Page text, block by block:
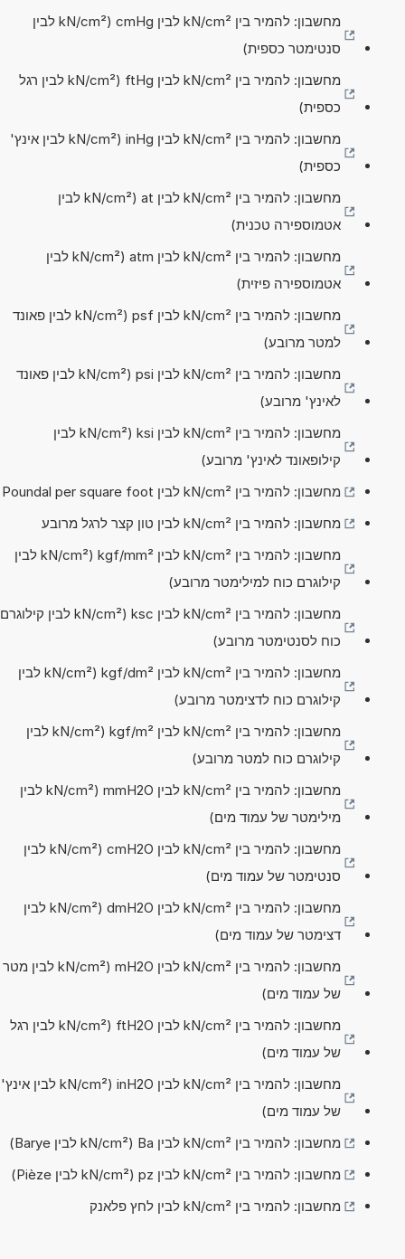
מחשבון: להמיר בין kN/cm² לבין cmHg (kN/cm² לבין
סנטימטר כספית)
מחשבון: להמיר בין kN/cm² לבין ftHg (kN/cm² לבין רגל
כספית)
מחשבון: להמיר בין kN/cm² לבין inHg (kN/cm² לבין אינץ'
כספית)
מחשבון: להמיר בין kN/cm² לבין at (kN/cm² לבין
אטמוספירה טכנית)
מחשבון: להמיר בין kN/cm² לבין atm (kN/cm² לבין
אטמוספירה פיזית)
מחשבון: להמיר בין kN/cm² לבין psf (kN/cm² לבין פאונד
למטר מרובע)
מחשבון: להמיר בין kN/cm² לבין psi (kN/cm² לבין פאונד
לאינץ' מרובע)
מחשבון: להמיר בין kN/cm² לבין ksi (kN/cm² לבין
קילופאונד לאינץ' מרובע)
מחשבון: להמיר בין kN/cm² לבין Poundal per square foot
מחשבון: להמיר בין kN/cm² לבין טון קצר לרגל מרובע
מחשבון: להמיר בין kN/cm² לבין kgf/mm² (kN/cm² לבין
קילוגרם כוח למילימטר מרובע)
מחשבון: להמיר בין kN/cm² לבין ksc (kN/cm² לבין קילוגרם
כוח לסנטימטר מרובע)
מחשבון: להמיר בין kN/cm² לבין kgf/dm² (kN/cm² לבין
קילוגרם כוח לדצימטר מרובע)
מחשבון: להמיר בין kN/cm² לבין kgf/m² (kN/cm² לבין
קילוגרם כוח למטר מרובע)
מחשבון: להמיר בין kN/cm² לבין mmH2O (kN/cm² לבין
מילימטר של עמוד מים)
מחשבון: להמיר בין kN/cm² לבין cmH2O (kN/cm² לבין
סנטימטר של עמוד מים)
מחשבון: להמיר בין kN/cm² לבין dmH2O (kN/cm² לבין
דצימטר של עמוד מים)
מחשבון: להמיר בין kN/cm² לבין mH2O (kN/cm² לבין מטר
של עמוד מים)
מחשבון: להמיר בין kN/cm² לבין ftH2O (kN/cm² לבין רגל
של עמוד מים)
מחשבון: להמיר בין kN/cm² לבין inH2O (kN/cm² לבין אינץ'
של עמוד מים)
מחשבון: להמיר בין kN/cm² לבין Ba (kN/cm² לבין Barye)
מחשבון: להמיר בין kN/cm² לבין pz (kN/cm² לבין Pièze)
מחשבון: להמיר בין kN/cm² לבין לחץ פלאנק